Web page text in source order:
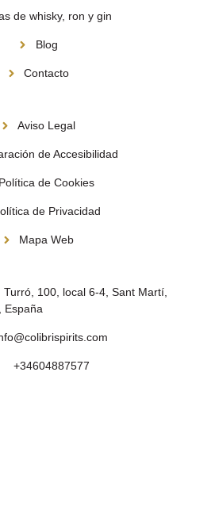
de whisky, ron y gin
Blog
Contacto
Aviso Legal
de Accesibilidad
Política de Cookies
de Privacidad
Mapa Web
100, local 6-4, Sant Martí,
España
+34604887577